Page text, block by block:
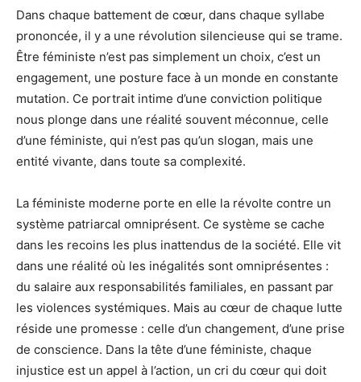
Dans chaque battement de cœur, dans chaque syllabe
prononcée, il y a une révolution silencieuse qui se trame.
Être féministe n’est pas simplement un choix, c’est un
engagement, une posture face à un monde en constante
mutation. Ce portrait intime d’une conviction politique
nous plonge dans une réalité souvent méconnue, celle
d’une féministe, qui n’est pas qu’un slogan, mais une
entité vivante, dans toute sa complexité.
La féministe moderne porte en elle la révolte contre un
système patriarcal omniprésent. Ce système se cache
dans les recoins les plus inattendus de la société. Elle vit
dans une réalité où les inégalités sont omniprésentes :
du salaire aux responsabilités familiales, en passant par
les violences systémiques. Mais au cœur de chaque lutte
réside une promesse : celle d’un changement, d’une prise
de conscience. Dans la tête d’une féministe, chaque
injustice est un appel à l’action, un cri du cœur qui doit